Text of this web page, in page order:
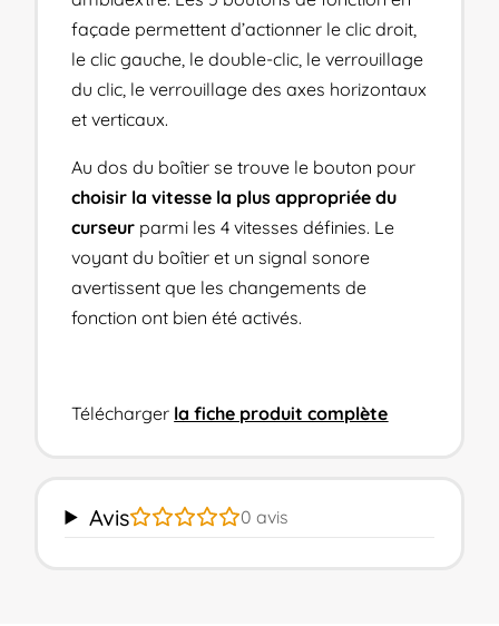
façade permettent d’actionner le clic droit,
le clic gauche, le double-clic, le verrouillage
du clic, le verrouillage des axes horizontaux
et verticaux.
Au dos du boîtier se trouve le bouton pour
choisir la vitesse la plus appropriée du
curseur parmi les 4 vitesses définies. Le
voyant du boîtier et un signal sonore
avertissent que les changements de
fonction ont bien été activés.
Télécharger la fiche produit complète
Avis 0 avis